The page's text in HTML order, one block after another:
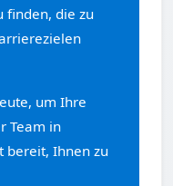
finden, die zu
um Ihre
Team in
bereit, Ihnen zu